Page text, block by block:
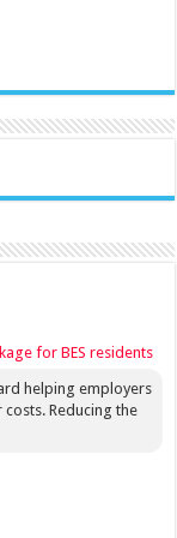
for BES residents
helping employers
Reducing the